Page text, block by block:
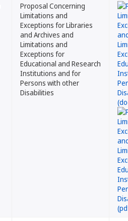
Proposal Concerning
Limitations and
Exceptions for Libraries
and Archives and
Limitations and
Exceptions for
Educational and Research
Institutions and for
Persons with other
Disabilities